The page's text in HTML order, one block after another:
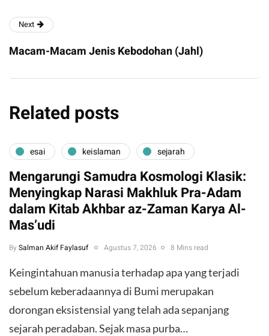
Next
Macam-Macam Jenis Kebodohan (Jahl)
Related posts
esai keislaman sejarah
Mengarungi Samudra Kosmologi Klasik:
Menyingkap Narasi Makhluk Pra-Adam
dalam Kitab Akhbar az-Zaman Karya Al-
Mas’udi
By Salman Akif Faylasuf Agustus 7, 2026 8 Mins read
Keingintahuan manusia terhadap apa yang terjadi
sebelum keberadaannya di Bumi merupakan
dorongan eksistensial yang telah ada sepanjang
sejarah peradaban. Sejak masa purba…